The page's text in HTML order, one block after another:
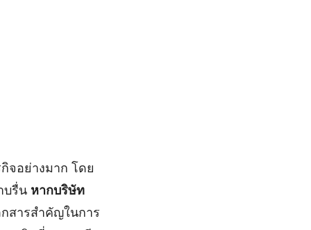
จอย่างมาก โดย
บรื่น หากบริษัท
สารสำคัญในการ